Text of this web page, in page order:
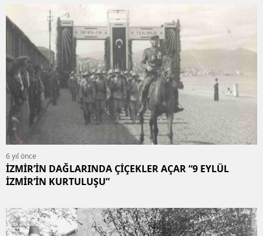
6 yıl önce
İZMİR’İN DAĞLARINDA ÇİÇEKLER AÇAR “9 EYLÜL
İZMİR’İN KURTULUŞU”